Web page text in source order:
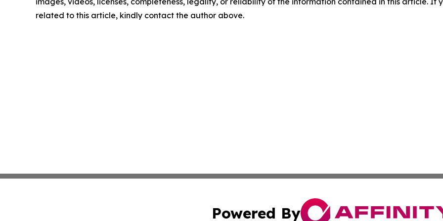
related to this article, kindly contact the author above.
Powered By